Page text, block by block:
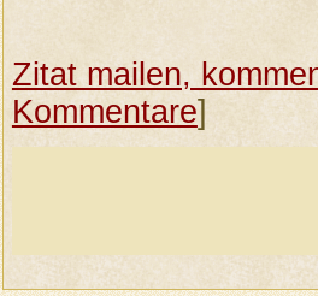
Zitat mailen,
Kommentare]